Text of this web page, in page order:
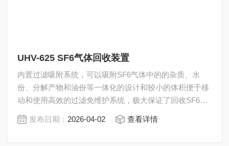
UHV-625 SF6气体回收装置
内置过滤吸附系统，可以吸附SF6气体中的的杂质、水
份、分解产物和油份等一体化的设计和较小的体积便于移
动和使用高效的过滤免维护系统，极大保证了回收SF6气
体的质量
发布日期： 2026-04-02 查看详情